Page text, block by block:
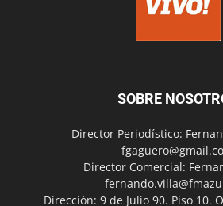
SOBRE
Director Periodístico:
Director Comercial:
Dirección: 9 de Julio 90. Piso 10.